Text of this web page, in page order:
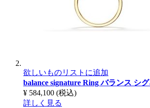
欲しいものリストに追加
balance signature Ringバランス シ
¥ 584,100 (税込)
詳しく見る